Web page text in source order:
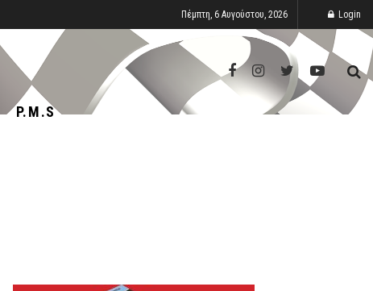
Πέμπτη, 6 Αυγούστου, 2026 Login
P.M.S